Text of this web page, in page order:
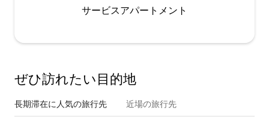
サービスアパートメント
ぜひ訪⁠れ⁠た⁠い目⁠的⁠地
長期滞在に人気の旅行先 近場の旅行先